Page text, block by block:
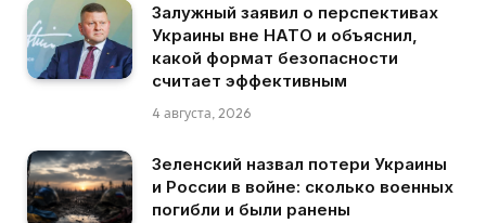
Залужный заявил о перспективах
Украины вне НАТО и объяснил,
какой формат безопасности
считает эффективным
4 августа, 2026
Зеленский назвал потери Украины
и России в войне: сколько военных
погибли и были ранены